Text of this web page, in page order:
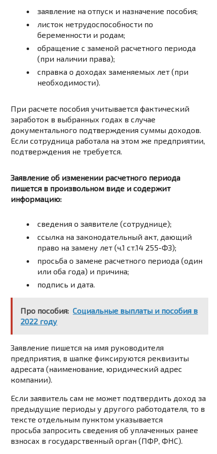
заявление на отпуск и назначение пособия;
листок нетрудоспособности по
беременности и родам;
обращение с заменой расчетного периода
(при наличии права);
справка о доходах заменяемых лет (при
необходимости).
При расчете пособия учитывается фактический
заработок в выбранных годах в случае
документального подтверждения суммы доходов.
Если сотрудница работала на этом же предприятии,
подтверждения не требуется.
Заявление об изменении расчетного периода
пишется в произвольном виде и содержит
информацию:
сведения о заявителе (сотруднице);
ссылка на законодательный акт, дающий
право на замену лет (ч.1 ст.14 255-ФЗ);
просьба о замене расчетного периода (один
или оба года) и причина;
подпись и дата.
Про пособия: Социальные выплаты и пособия в
2022 году
Заявление пишется на имя руководителя
предприятия, в шапке фиксируются реквизиты
адресата (наименование, юридический адрес
компании).
Если заявитель сам не может подтвердить доход за
предыдущие периоды у другого работодателя, то в
тексте отдельным пунктом указывается
просьба запросить сведения об уплаченных ранее
взносах в государственный орган (ПФР, ФНС).